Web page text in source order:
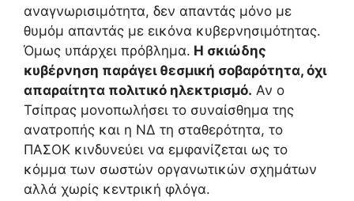
αναγνωρισιμότητα, δεν απαντάς μόνο με
θυμόμ απαντάς με εικόνα κυβερνησιμότητας.
Όμως υπάρχει πρόβλημα. Η σκιώδης
κυβέρνηση παράγει θεσμική σοβαρότητα, όχι
απαραίτητα πολιτικό ηλεκτρισμό. Αν ο
Τσίπρας μονοπωλήσει το συναίσθημα της
ανατροπής και η ΝΔ τη σταθερότητα, το
ΠΑΣΟΚ κινδυνεύει να εμφανίζεται ως το
κόμμα των σωστών οργανωτικών σχημάτων
αλλά χωρίς κεντρική φλόγα.